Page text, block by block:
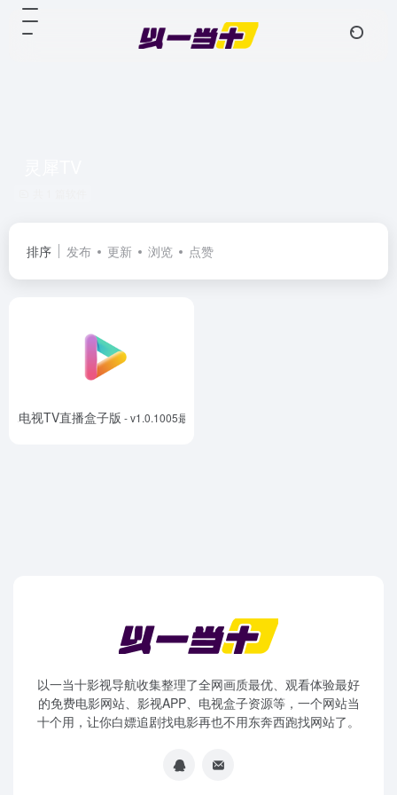
排序 发布 更新 浏览 点赞
犀电视TV直播盒子版 - v1.0.1005最新版
以一当十影视导航收集整理了全网画质最优、观看体验最好
的免费电影网站、影视APP、电视盒子资源等，一个网站当
十个用，让你白嫖追剧找电影再也不用东奔西跑找网站了。